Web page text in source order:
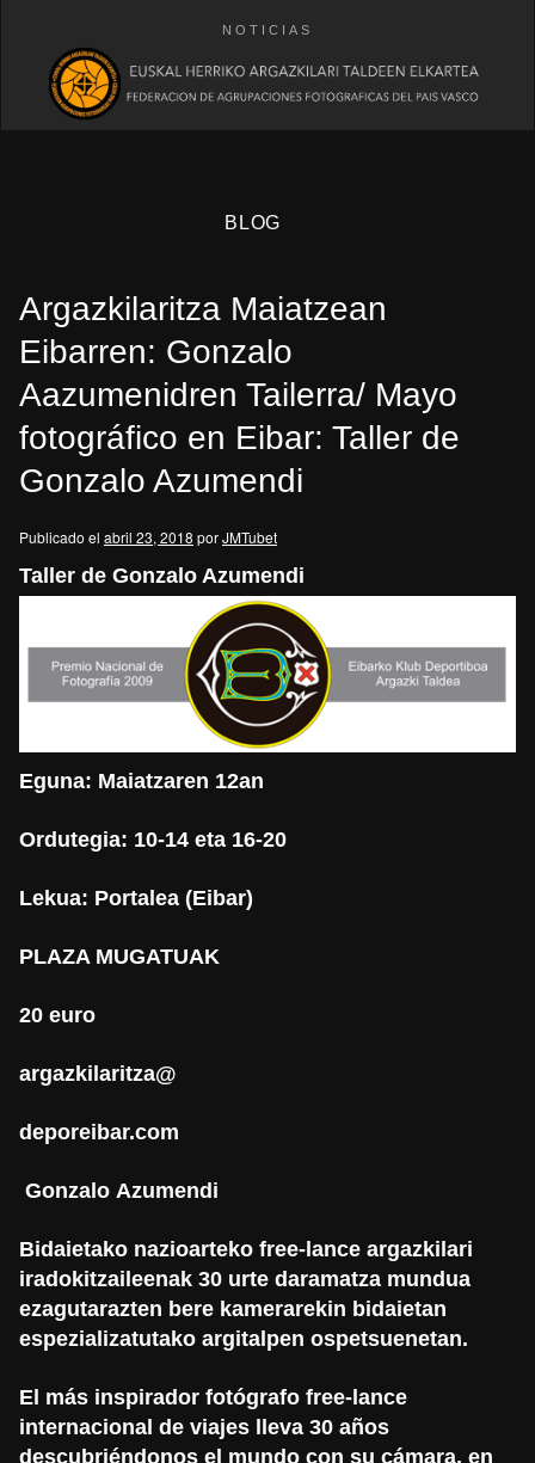
NOTICIAS
BLOG
Argazkilaritza Maiatzean
Eibarren: Gonzalo
Aazumenidren Tailerra/ Mayo
fotográfico en Eibar: Taller de
Gonzalo Azumendi
Publicado el abril 23, 2018 porJMTubet
Taller de Gonzalo Azumendi
Eguna: Maiatzaren 12an
Ordutegia: 10-14 eta 16-20
Lekua: Portalea (Eibar)
PLAZA MUGATUAK
20 euro
argazkilaritza@
deporeibar.com
Gonzalo Azumendi
Bidaietako nazioarteko free-lance argazkilari
iradokitzaileenak 30 urte daramatza mundua
ezagutarazten bere kamerarekin bidaietan
espezializatutako argitalpen ospetsuenetan.
El más inspirador fotógrafo free-lance
internacional de viajes lleva 30 años
descubriéndonos el mundo con su cámara, en